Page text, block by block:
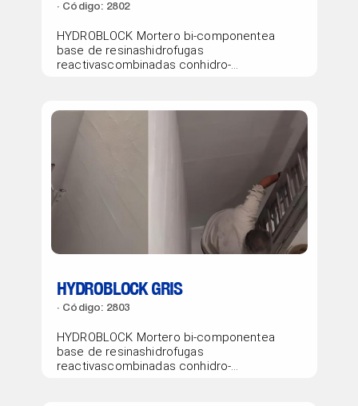
Código: 2802
HYDROBLOCK Mortero bi-componentea
base de resinashidrofugas
reactivascombinadas conhidro-
sometidosa presiones de aguanegativas
HYDROBLOCK GRIS
Código: 2803
HYDROBLOCK Mortero bi-componentea
base de resinashidrofugas
reactivascombinadas conhidro-